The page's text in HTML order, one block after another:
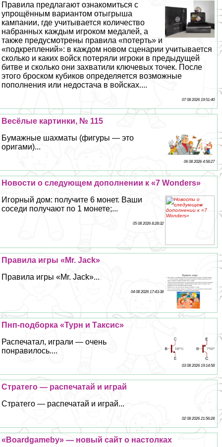
Правила предлагают ознакомиться с
упрощённым вариантом отыгрыша
кампании, где учитывается количество
набранных каждым игроком медалей, а
также предусмотрены правила «потерть» и
«подкреплений»: в каждом новом сценарии учитывается
сколько и каких войск потеряли игроки в предыдущей
битве и сколько они захватили ключевых точек. После
этого броском кубиков определяется возможные
пополнения или недостача в войсках....
07 08 2026 19:51:40
Весёлые картинки, № 115
Бумажные шахматы (фигуры — это
оригами)...
06 08 2026 4:58:27
Новости о следующем дополнении к «7 Wonders»
Игорный дом: получите 6 монет. Ваши
соседи получают по 1 монете;...
05 08 2026 8:28:32
Правила игры «Mr. Jack»
Правила игры «Mr. Jack»...
04 08 2026 17:43:38
Пнп-подборка «Турн и Таксис»
Распечатал, играли — очень
понравилось....
03 08 2026 19:14:58
Стратего — распечатай и играй
Стратего — распечатай и играй...
02 08 2026 21:56:28
«Boardgameby» — новый сайт о настолках